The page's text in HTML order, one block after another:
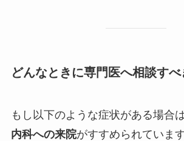
どんなときに専門医へ相談すべ
もし以下のような症状がある場合は
内科への来院がすすめられています